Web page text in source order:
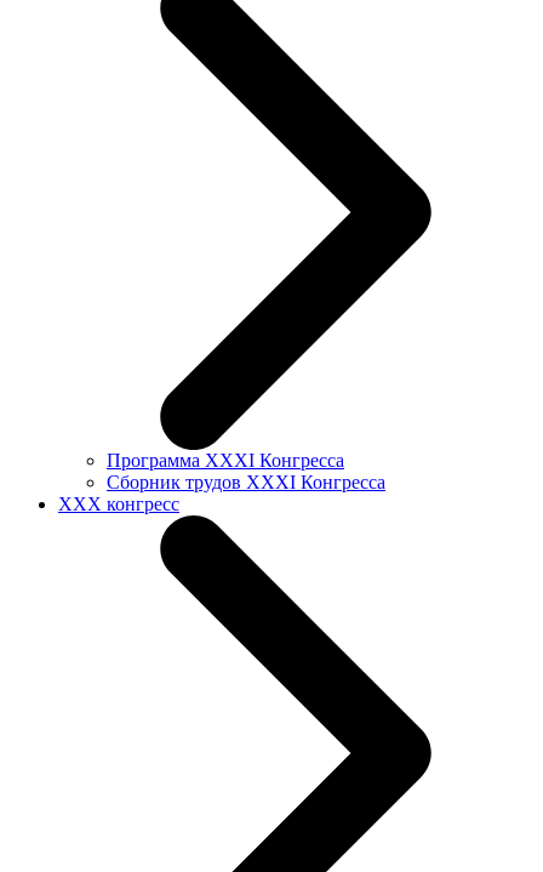
Программа XXXI Конгресса
Сборник трудов XXXI Конгресса
XXX конгресс